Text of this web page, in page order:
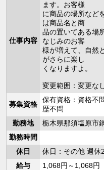
仕事内容
ます。お客様
に商品の場所など
は商品名と商
品の置いてある場
なじみのお客
様が増えて、自然
がさらに楽し
くなりますよ。
変更範囲：変更な
募集資格
保有資格：資格不
歴不問
勤務地
栃木県那須塩原市
勤務時間
休日
休日：その他 週休
給与
1,068円～1,068円